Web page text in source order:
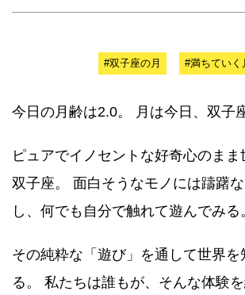
#双子座の月 #満ちていく
今日の月齢は2.0。 月は今日、双子
ピュアでイノセントな好奇心のまま
双子座。 面白そうなモノには躊躇
し、何でも自分で触れて遊んでみる
その純粋な「遊び」を通して世界を
る。 私たちは誰もが、そんな体験